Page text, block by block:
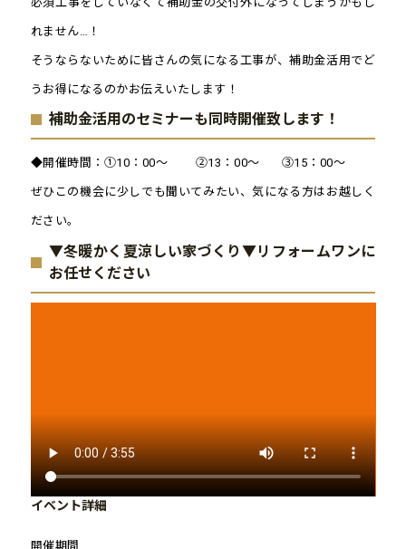
れません…！
そうならないために皆さんの気になる工事が、補助金活用でど
うお得になるのかお伝えいたします！
補助金活用のセミナーも同時開催致します！
◆開催時間：①10：00～ ②13：00～ ③15：00～
ぜひこの機会に少しでも聞いてみたい、気になる方はお越しく
ださい。
▼冬暖かく夏涼しい家づくり▼リフォームワンに
お任せください
イベント詳細
開催期間